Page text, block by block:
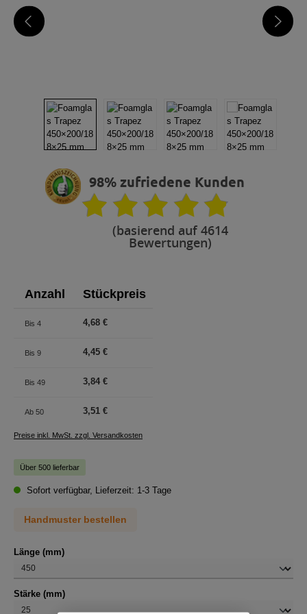
98% zufriedene Kunden
(basierend auf 4614
Bewertungen)
Anzahl Stückpreis
Bis 4 4,68 €
Bis 9 4,45 €
Bis 49 3,84 €
Ab 50 3,51 €
Preise inkl. MwSt. zzgl. Versandkosten
Über 500 lieferbar
Sofort verfügbar, Lieferzeit: 1-3 Tage
Handmuster bestellen
Länge (mm)auswählen
Stärke (mm)auswählen